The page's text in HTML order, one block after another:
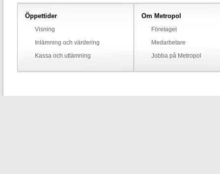
Öppettider
Visning
Inlämning och värdering
Kassa och utlämning
Om Metropol
Företaget
Medarbetare
Jobba på Metropol